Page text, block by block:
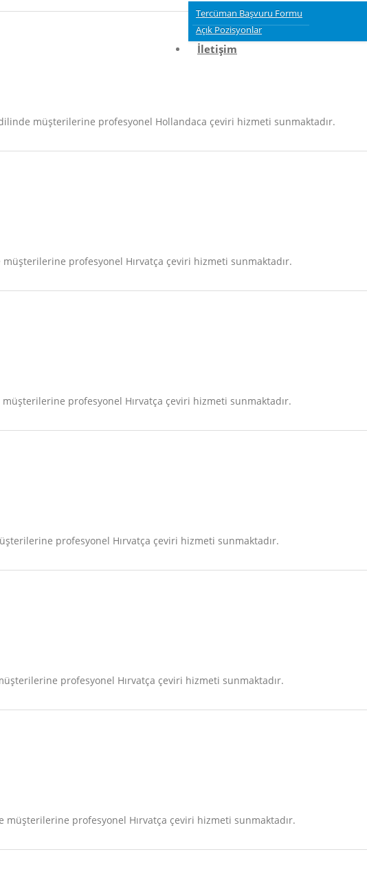
Tercüman Başvuru Formu
Açık Pozisyonlar
İletişim
müşterilerine profesyonel Hollandaca çeviri hizmeti sunmaktadır.
profesyonel Hırvatça çeviri hizmeti sunmaktadır.
profesyonel Hırvatça çeviri hizmeti sunmaktadır.
profesyonel Hırvatça çeviri hizmeti sunmaktadır.
profesyonel Hırvatça çeviri hizmeti sunmaktadır.
profesyonel Hırvatça çeviri hizmeti sunmaktadır.